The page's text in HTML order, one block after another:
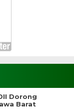
Dorong
Barat